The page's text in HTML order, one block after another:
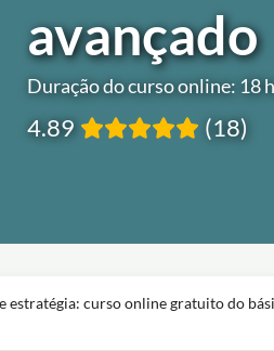
avançado
Duração do curso online: 18
4.89 (18)
estratégia: curso online gratuito do